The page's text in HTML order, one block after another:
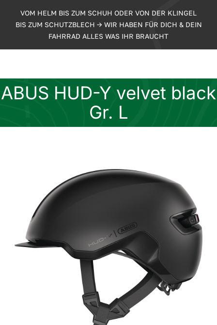
VOM HELM BIS ZUM SCHUH ODER VON DER KLINGEL
BIS ZUM SCHUTZBLECH -> WIR HABEN FÜR DICH & DEIN
FAHRRAD ALLES WAS IHR BRAUCHT
ABUS HUD-Y velvet black
Gr. L